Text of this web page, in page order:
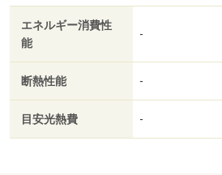
弘前豊原店（ドラッグストア）ま
千年小学校（小学校）まで１３３３
（中学校）まで１３４２ｍ/賃貸戸数
エネルギー消費性
能
-
断熱性能 -
目安光熱費 -